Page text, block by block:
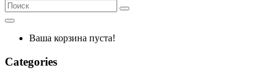
Ваша корзина пуста!
Categories